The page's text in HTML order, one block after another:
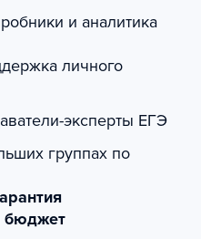
и аналитика
личного
эксперты ЕГЭ
группах по
бюджет